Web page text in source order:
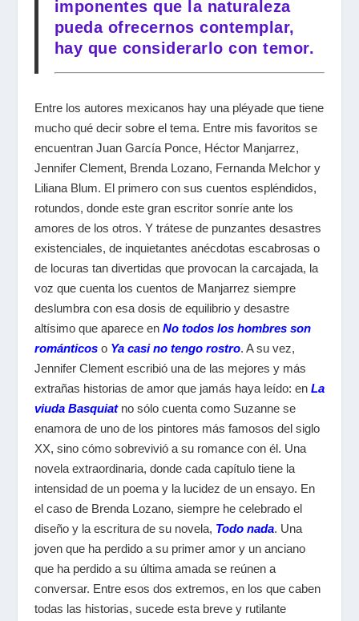
imponentes que la naturaleza
pueda ofrecernos contemplar,
hay que considerarlo con temor.
Entre los autores mexicanos hay una pléyade que tiene
mucho qué decir sobre el tema. Entre mis favoritos se
encuentran Juan García Ponce, Héctor Manjarrez,
Jennifer Clement, Brenda Lozano, Fernanda Melchor y
Liliana Blum. El primero con sus cuentos espléndidos,
rotundos, donde este gran escritor sonríe ante los
amores de los otros. Y trátese de punzantes desastres
existenciales, de inquietantes anécdotas escabrosas o
de locuras tan divertidas que provocan la carcajada, la
voz que cuenta los cuentos de Manjarrez siempre
deslumbra con esa dosis de equilibrio y desastre
altísimo que aparece en No todos los hombres son
románticoso Ya casi no tengo rostro. A su vez,
Jennifer Clement escribió una de las mejores y más
extrañas historias de amor que jamás haya leído: en La
viuda Basquiatno sólo cuenta como Suzanne se
enamora de uno de los pintores más famosos del siglo
XX, sino cómo sobrevivió a su romance con él. Una
novela extraordinaria, donde cada capítulo tiene la
intensidad de un poema y la lucidez de un ensayo. En
el caso de Brenda Lozano, siempre he celebrado el
diseño y la escritura de su novela, Todo nada. Una
joven que ha perdido a su primer amor y un anciano
que ha perdido a su última amada se reúnen a
conversar. Entre esos dos extremos, en los que caben
todas las historias, sucede esta breve y rutilante